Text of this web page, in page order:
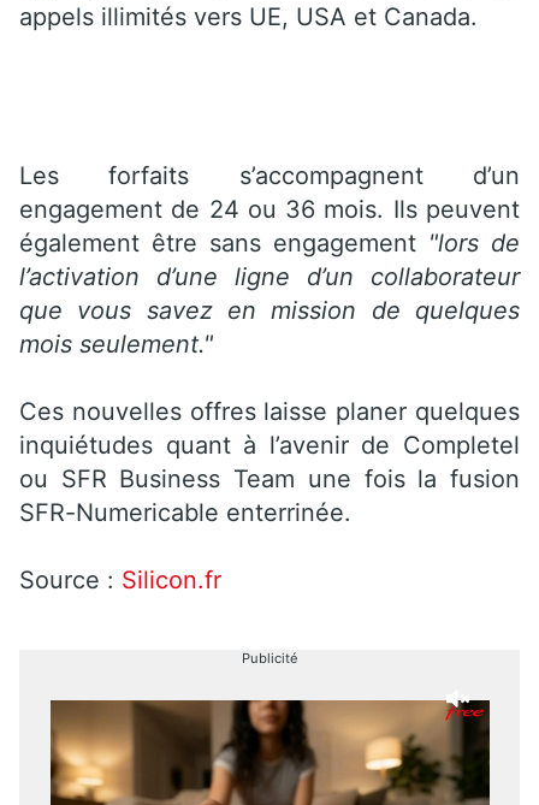
appels illimités vers UE, USA et Canada.
Les forfaits s’accompagnent d’un
engagement de 24 ou 36 mois. Ils peuvent
également être sans engagement "lors de
l’activation d’une ligne d’un collaborateur
que vous savez en mission de quelques
mois seulement."
Ces nouvelles offres laisse planer quelques
inquiétudes quant à l’avenir de Completel
ou SFR Business Team une fois la fusion
SFR-Numericable enterrinée.
Source : Silicon.fr
Publicité